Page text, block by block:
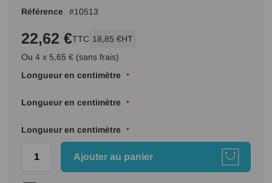
Galerie
Référence 10513
22,62 €TTC 18,85 €HT
Ou 4 x 5,65 € (sans frais)
Longueur en centimètre
Longueur en centimètre
Longueur en centimètre
Ajouter au panier